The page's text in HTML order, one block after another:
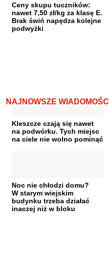
Ceny skupu tuczników:
nawet 7,50 zł/kg za klasę E.
Brak świń napędza kolejne
podwyżki
NAJNOWSZE WIADOMOŚCI
Kleszcze czają się nawet
na podwórku. Tych miejsc
na ciele nie wolno pominąć
Noc nie chłodzi domu?
W starym wiejskim
budynku trzeba działać
inaczej niż w bloku